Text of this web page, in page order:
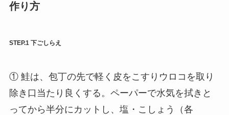
作り方
STEP.1 下ごしらえ
① 鮭は、包丁の先で軽く皮をこすりウロコを取り
除き口当たり良くする。ペーパーで水気を拭きと
ってから半分にカットし、塩・こしょう（各